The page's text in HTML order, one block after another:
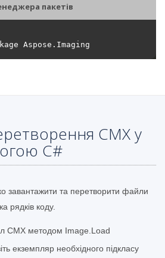
пакетів
CMX у
C#
завантажити та перетворити файли
рядків коду.
CMX методом Image.Load
екземпляр необхідного підкласу